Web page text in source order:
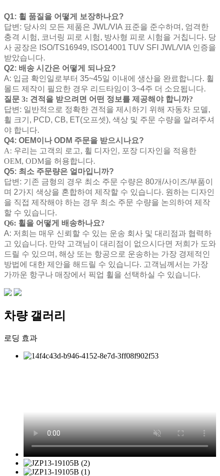
Q1: 휠 품질을 어떻게 보장하나요?
답변: 당사의 모든 제품은 JWL/VIA 표준을 준수하며, 엄격한
충격 시험, 코너링 피로 시험, 방사형 피로 시험을 거칩니다. 당
사 공장은 ISO/TS16949, ISO14001 TUV SFI JWL/VIA 인증을
받았습니다.
Q2: 배송 시간은 어떻게 되나요?
A: 입금 확인일로부터 35~45일 이내에 생산을 완료합니다. 휠
몰드 제작이 필요한 경우 리드타임이 3~4주 더 소요됩니다.
질문 3: 견적을 받으려면 어떤 정보를 제공해야 합니까?
답변: 일반적으로 정확한 견적을 제시하기 위해 자동차 모델,
휠 크기, PCD, CB, ET(오프셋), 색상 및 주문 수량을 알려주셔
야 합니다.
Q4: OEM이나 ODM 주문을 받으시나요?
A: 우리는 고객의 로고, 휠 디자인, 포장 디자인을 적용한
OEM, ODM을 허용합니다.
Q5: 최소 주문량은 얼마입니까?
답변: 기존 금형의 경우 최소 주문 수량은 80개/사이즈/부품이
며 2가지 색상을 혼합하여 제작할 수 있습니다. 원하는 디자인
을 직접 제작해야 하는 경우 최소 주문 수량을 논의하여 제작
할 수 있습니다.
Q6: 휠을 어떻게 배송하나요?
A: 저희는 매우 신뢰할 수 있는 운송 회사 및 대리점과 협력하
고 있습니다. 만약 고객님이 대리점이 없으시다면 저희가 도와
드릴 수 있으며, 해상 또는 항공으로 운송하는 가장 경제적인
방법에 대한 제안을 해드릴 수 있습니다. 고객님께서는 가장
가까운 항구나 매장에서 픽업 휠을 선택하실 수 있습니다.
차량 갤러리
로딩 효과